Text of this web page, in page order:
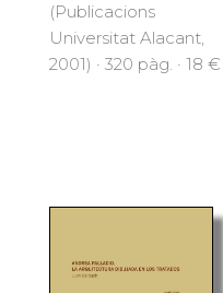
(Publicacions
Universitat Alacant,
2001) · 320 pàg. · 18 €